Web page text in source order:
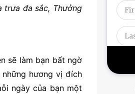
trưa đa sắc, Thưởng
sẽ làm bạn bất ngờ
hương vị đích
ngày của bạn một